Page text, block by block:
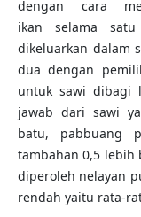
dengan cara
ikan selama
dikeluarkan dalam
dua dengan
untuk sawi dibagi
jawab dari sawi
batu, pabbuang
tambahan 0,5 lebih
diperoleh nelayan
rendah yaitu rata-